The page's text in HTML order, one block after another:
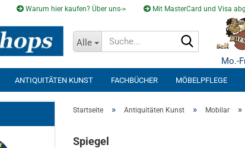
Warum hier kaufen? Über uns-> Mit MasterCard und Visa
Alle
Suche...
Mo.-
ANTIQUITÄTEN KUNST FACHBÜCHER MÖBELPFLEGE
INFRAROTKABINE
Startseite » Antiquitäten Kunst » Mobilar »
Spiegel